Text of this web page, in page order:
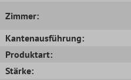
Zimmer:
Kantenausführung:
Produktart:
Stärke: